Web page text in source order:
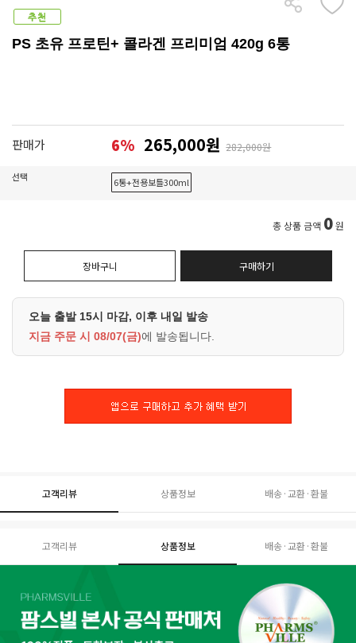
PS 초유 프로틴+ 콜라겐 프리미엄 420g 6통
판매가 6% 265,000원 282,000원
선택 6통+전용보틀300ml
총 상품 금액 0원
장바구니 구매하기
오늘 출발 15시 마감, 이후 내일 발송
지금 주문 시 08/07(금)에 발송됩니다.
고객리뷰 상품정보 배송·교환·환불
고객리뷰 상품정보 배송·교환·환불